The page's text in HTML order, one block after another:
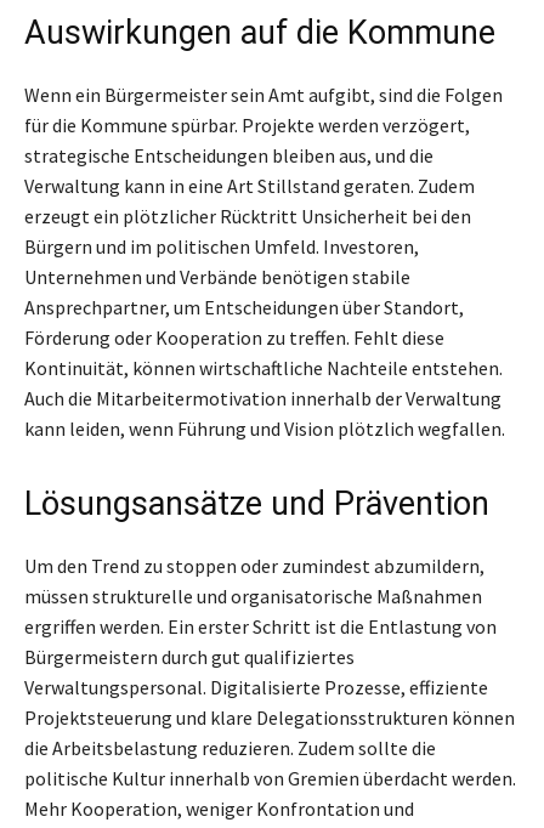
Auswirkungen auf die Kommune
Wenn ein Bürgermeister sein Amt aufgibt, sind die Folgen
für die Kommune spürbar. Projekte werden verzögert,
strategische Entscheidungen bleiben aus, und die
Verwaltung kann in eine Art Stillstand geraten. Zudem
erzeugt ein plötzlicher Rücktritt Unsicherheit bei den
Bürgern und im politischen Umfeld. Investoren,
Unternehmen und Verbände benötigen stabile
Ansprechpartner, um Entscheidungen über Standort,
Förderung oder Kooperation zu treffen. Fehlt diese
Kontinuität, können wirtschaftliche Nachteile entstehen.
Auch die Mitarbeitermotivation innerhalb der Verwaltung
kann leiden, wenn Führung und Vision plötzlich wegfallen.
Lösungsansätze und Prävention
Um den Trend zu stoppen oder zumindest abzumildern,
müssen strukturelle und organisatorische Maßnahmen
ergriffen werden. Ein erster Schritt ist die Entlastung von
Bürgermeistern durch gut qualifiziertes
Verwaltungspersonal. Digitalisierte Prozesse, effiziente
Projektsteuerung und klare Delegationsstrukturen können
die Arbeitsbelastung reduzieren. Zudem sollte die
politische Kultur innerhalb von Gremien überdacht werden.
Mehr Kooperation, weniger Konfrontation und